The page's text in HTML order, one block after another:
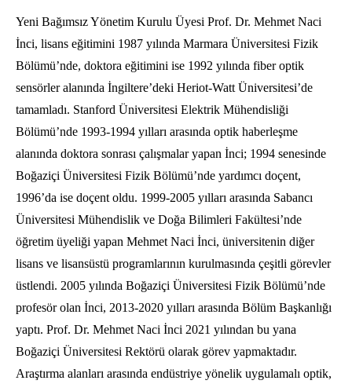
Yeni Bağımsız Yönetim Kurulu Üyesi Prof. Dr. Mehmet Naci
İnci, lisans eğitimini 1987 yılında Marmara Üniversitesi Fizik
Bölümü’nde, doktora eğitimini ise 1992 yılında fiber optik
sensörler alanında İngiltere’deki Heriot-Watt Üniversitesi’de
tamamladı. Stanford Üniversitesi Elektrik Mühendisliği
Bölümü’nde 1993-1994 yılları arasında optik haberleşme
alanında doktora sonrası çalışmalar yapan İnci; 1994 senesinde
Boğaziçi Üniversitesi Fizik Bölümü’nde yardımcı doçent,
1996’da ise doçent oldu. 1999-2005 yılları arasında Sabancı
Üniversitesi Mühendislik ve Doğa Bilimleri Fakültesi’nde
öğretim üyeliği yapan Mehmet Naci İnci, üniversitenin diğer
lisans ve lisansüstü programlarının kurulmasında çeşitli görevler
üstlendi. 2005 yılında Boğaziçi Üniversitesi Fizik Bölümü’nde
profesör olan İnci, 2013-2020 yılları arasında Bölüm Başkanlığı
yaptı. Prof. Dr. Mehmet Naci İnci 2021 yılından bu yana
Boğaziçi Üniversitesi Rektörü olarak görev yapmaktadır.
Araştırma alanları arasında endüstriye yönelik uygulamalı optik,